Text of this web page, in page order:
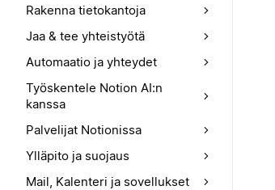
Rakenna tietokantoja
Jaa & tee yhteistyötä
Automaatio ja yhteydet
Työskentele Notion AI:n
kanssa
Palvelijat Notionissa
Ylläpito ja suojaus
Mail, Kalenteri ja sovellukset